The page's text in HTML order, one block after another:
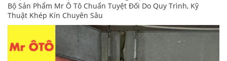
Bộ Sản Phẩm Mr Ô Tô Chuẩn Tuyệt Đối Do Quy Trình, Kỹ
Thuật Khép Kín Chuyên Sâu